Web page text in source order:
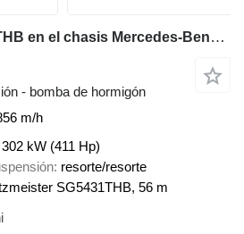
Putzmeister SG5431THB en el chasis Mercedes-Benz Actros 4141
- bomba de hormigón
m/h
302 kW (411 Hp)
resorte/resorte
SG5431THB, 56 m